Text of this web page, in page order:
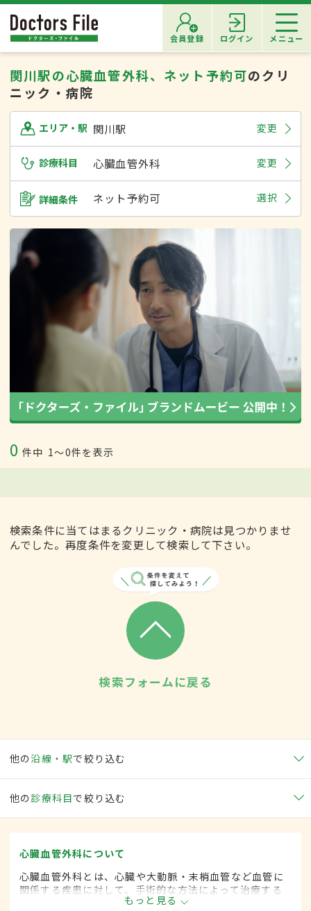
会員登録 ログイン メニュー
関川駅の心臓血管外科、ネット予約可のクリ
ニック・病院
エリア・駅 関川駅 変更
診療科目 心臓血管外科 変更
詳細条件 ネット予約可 選択
0 件中 1〜0件を表示
検索条件に当てはまるクリニック・病院は見つかりませ
んでした。再度条件を変更して検索して下さい。
検索フォームに戻る
他の沿線・駅で絞り込む
他の 診療科目で絞り込む
心臓血管外科について
心臓血管外科とは、心臓や大動脈・末梢血管など血管に
関係する疾患に対して、手術的な方法によって治療する
外科の一領域で、血管系をより専門としています。
もっと見る